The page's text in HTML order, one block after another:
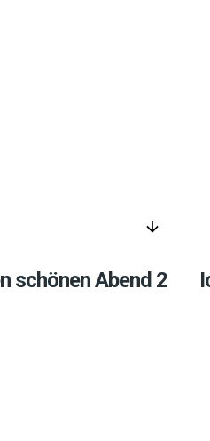
arrow_downward
schönen Abend 2